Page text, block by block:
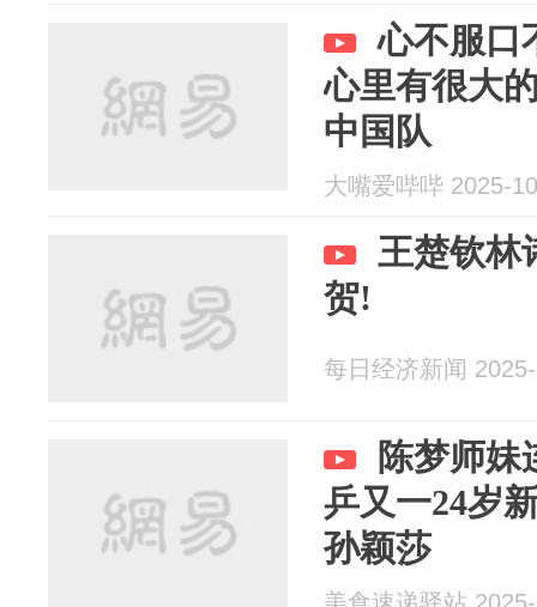
心不服口
心里有很大
中国队
大嘴爱哔哔 2025-
王楚钦林
贺!
每日经济新闻
陈梦师妹
乒又一24岁
孙颖莎